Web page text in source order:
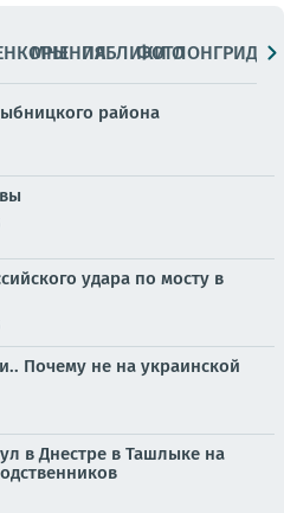
МНЕНИЯПАБЛИКИ
ФОТОЛОНГРИДЫ
района
удара по мосту в
Почему не на украинской
в Днестре в Ташлыке на